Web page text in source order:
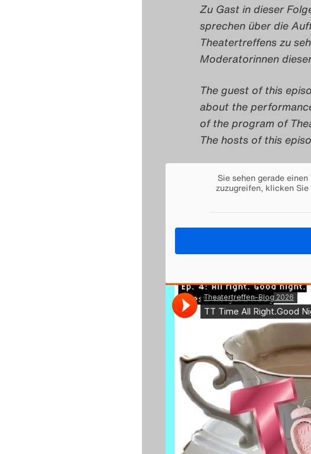
Zu Gast in dieser
sprechen über die
Theatertreffens zu
Moderatorinnen
The guest of this
about the
of the program of
The hosts of this
Sie sehen gerade
zuzugreifen, klicken